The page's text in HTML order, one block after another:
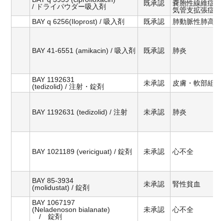
/ ドライパウダー吸入剤
既承認
嚢胞性線維症以
気管支拡張症
BAY q 6256(Iloprost) / 吸入剤
既承認 肺動脈性肺高血
BAY 41-6551 (amikacin) / 吸入剤 既承認 肺炎
BAY 1192631
(tedizolid) / 注射・錠剤
未承認 皮膚・軟部組織
BAY 1192631 (tedizolid) / 注射 未承認 肺炎
BAY 1021189 (vericiguat) / 錠剤 未承認 心不全
BAY 85-3934
(molidustat) / 錠剤
未承認 腎性貧血
BAY 1067197
(Neladenoson bialanate)
/ 錠剤
未承認 心不全